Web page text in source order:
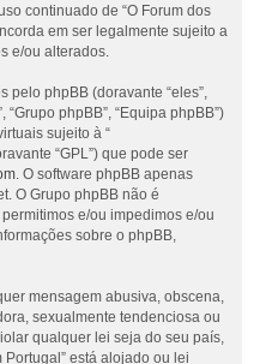
continuado de “O Forum dos
em ser legalmente sujeito a
e/ou alterados.
pelo phpBB (doravante “eles”,
“Grupo phpBB”, “Equipa phpBB”)
sujeito à “
“GPL”) que pode ser
. O software phpBB apenas
O Grupo phpBB não é
e/ou impedimos e/ou
sobre o phpBB,
mensagem abusiva, obscena,
sexualmente tendenciosa ou
qualquer lei seja do seu país,
Portugal” está alojado ou lei